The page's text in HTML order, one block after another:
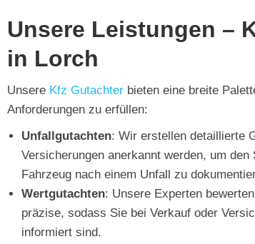
Unsere Leistungen –
in Lorch
Unsere Kfz Gutachter bieten eine breite
Anforderungen zu erfüllen:
Unfallgutachten: Wir erstellen detaillierte
Versicherungen anerkannt werden, um den
Fahrzeug nach einem Unfall zu
Wertgutachten: Unsere Experten
präzise, sodass Sie bei Verkauf oder
informiert sind.